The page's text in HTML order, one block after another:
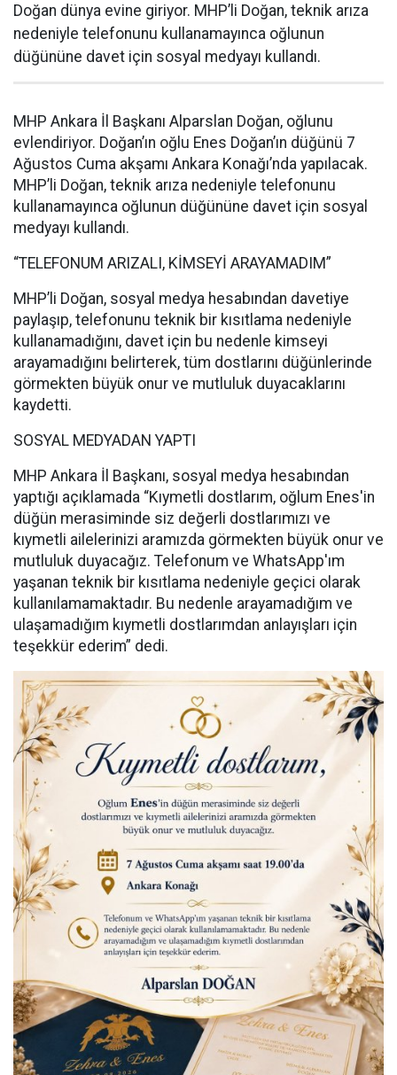
Doğan dünya evine giriyor. MHP’li Doğan, teknik arıza
nedeniyle telefonunu kullanamayınca oğlunun
düğününe davet için sosyal medyayı kullandı.
MHP Ankara İl Başkanı Alparslan Doğan, oğlunu
evlendiriyor. Doğan’ın oğlu Enes Doğan’ın düğünü 7
Ağustos Cuma akşamı Ankara Konağı’nda yapılacak.
MHP’li Doğan, teknik arıza nedeniyle telefonunu
kullanamayınca oğlunun düğününe davet için sosyal
medyayı kullandı.
“TELEFONUM ARIZALI, KİMSEYİ ARAYAMADIM”
MHP’li Doğan, sosyal medya hesabından davetiye
paylaşıp, telefonunu teknik bir kısıtlama nedeniyle
kullanamadığını, davet için bu nedenle kimseyi
arayamadığını belirterek, tüm dostlarını düğünlerinde
görmekten büyük onur ve mutluluk duyacaklarını
kaydetti.
SOSYAL MEDYADAN YAPTI
MHP Ankara İl Başkanı, sosyal medya hesabından
yaptığı açıklamada “Kıymetli dostlarım, oğlum Enes'in
düğün merasiminde siz değerli dostlarımızı ve
kıymetli ailelerinizi aramızda görmekten büyük onur ve
mutluluk duyacağız. Telefonum ve WhatsApp'ım
yaşanan teknik bir kısıtlama nedeniyle geçici olarak
kullanılamamaktadır. Bu nedenle arayamadığım ve
ulaşamadığım kıymetli dostlarımdan anlayışları için
teşekkür ederim” dedi.